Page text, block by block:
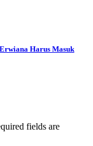
Harus Masuk
fields are